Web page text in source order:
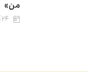
من»
۲۴ آذر ۱۴۰۴